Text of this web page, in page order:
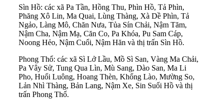
Sìn Hồ: các xã Pa Tần, Hồng Thu, Phìn Hồ, Tả Phìn,
Phăng Xô Lin, Ma Quai, Lùng Thàng, Xà Dề Phìn, Tả
Ngảo, Làng Mô, Chăn Nưa, Tủa Sín Chải, Nậm Tăm,
Nậm Cha, Nậm Mạ, Căn Co, Pa Khóa, Pu Sam Cáp,
Noong Hẻo, Nậm Cuổi, Nậm Hăn và thị trấn Sìn Hồ.
Phong Thổ: các xã Sì Lở Lầu, Mồ Sì San, Vàng Ma Chải,
Pa Vây Sử, Tung Qua Lìn, Mù Sang, Dào San, Ma Li
Pho, Huổi Luông, Hoang Thèn, Khổng Lào, Mường So,
Lản Nhì Thàng, Bản Lang, Nậm Xe, Sin Suối Hồ và thị
trấn Phong Thổ.